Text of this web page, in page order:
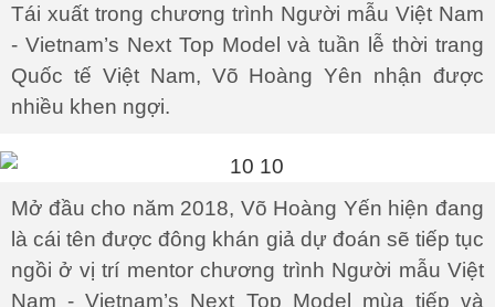
Tái xuất trong chương trình Người mẫu Việt Nam
- Vietnam’s Next Top Model và tuần lễ thời trang
Quốc tế Việt Nam, Võ Hoàng Yên nhận được
nhiều khen ngợi.
Mở đầu cho năm 2018, Võ Hoàng Yến hiện đang
là cái tên được đông khán giả dự đoán sẽ tiếp tục
ngồi ở vị trí mentor chương trình Người mẫu Việt
Nam - Vietnam’s Next Top Model mùa tiếp và